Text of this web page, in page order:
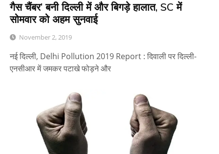
गैस चैंबर’ बनी दिल्ली में और बिगड़े हालात, SC में
सोमवार को अहम सुनवाई
November 2, 2019
नई दिल्ली, Delhi Pollution 2019 Report : दिवाली पर दिल्ली-
एनसीआर में जमकर पटाखे फोड़ने और